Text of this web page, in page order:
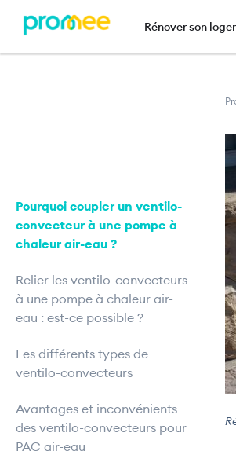
Rénover son
Pourquoi coupler un ventilo-
convecteur à une pompe à
chaleur air-eau ?
Relier les ventilo-convecteurs
à une pompe à chaleur air-
eau : est-ce possible ?
Les différents types de
ventilo-convecteurs
Avantages et inconvénients
des ventilo-convecteurs pour
PAC air-eau